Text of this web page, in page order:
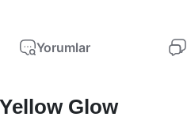
Yorumlar
Glow